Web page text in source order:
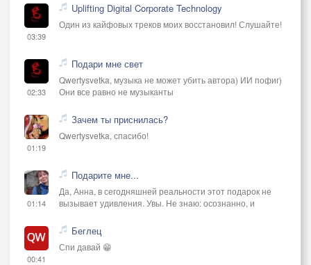
03:39
Uplifting Digital Corporate Technology
Один из кайфовых треков моих восстановил! Слушайте!
02:33
Подари мне свет
Qwertysvetka, музыка не может убить автора) ИИ пофиг)
Они все равно не музыканты
01:19
Зачем ты приснилась?
Qwertysvetka, спасибо!
01:14
Подарите мне...
Да, Анна, в сегодняшней реальности этот подарок не
вызывает удивления. Увы. Не знаю: осознанно, и
00:41
Беглец
Спи давай 😁